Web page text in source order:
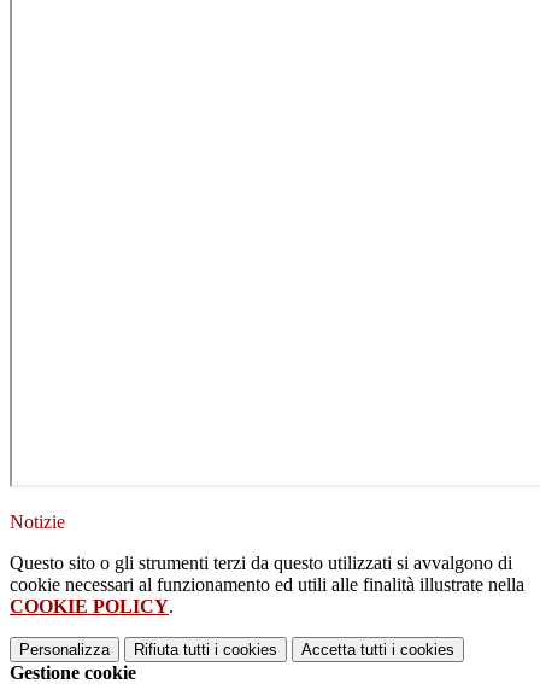
Notizie
Questo sito o gli strumenti terzi da questo utilizzati si avvalgono di
cookie necessari al funzionamento ed utili alle finalità illustrate nella
COOKIE POLICY.
Personalizza Rifiuta tutti i cookies Accetta tutti i cookies
Gestione cookie